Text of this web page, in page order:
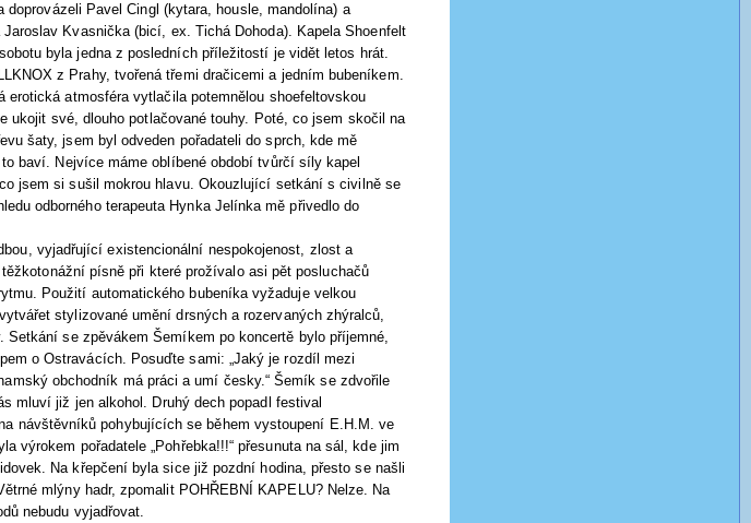
Pavel Cingl (kytara, housle, mandolína) a
Kvasnička (bicí, ex. Tichá Dohoda). Kapela Shoenfelt
byla jedna z posledních příležitostí je vidět letos hrát.
z Prahy, tvořená třemi dračicemi a jedním bubeníkem.
atmosféra vytlačila potemnělou shoefeltovskou
ukojit své, dlouho potlačované touhy. Poté, co jsem skočil na
šaty, jsem byl odveden pořadateli do sprch, kde mě
baví. Nejvíce máme oblíbené období tvůrčí síly kapel
jsem si sušil mokrou hlavu. Okouzlující setkání s civilně se
odborného terapeuta Hynka Jelínka mě přivedlo do
vyjadřující existencionální nespokojenost, zlost a
písně při které prožívalo asi pět posluchačů
Použití automatického bubeníka vyžaduje velkou
stylizované umění drsných a rozervaných zhýralců,
se zpěvákem Šemíkem po koncertě bylo příjemné,
o Ostravácích. Posuďte sami: „Jaký je rozdíl mezi
obchodník má práci a umí česky.“ Šemík se zdvořile
mluví již jen alkohol. Druhý dech popadl festival
návštěvníků pohybujících se během vystoupení E.H.M. ve
výrokem pořadatele „Pohřebka!!!“ přesunuta na sál, kde jim
Na křepčení byla sice již pozdní hodina, přesto se našli
mlýny hadr, zpomalit POHŘEBNÍ KAPELU? Nelze. Na
nebudu vyjadřovat.